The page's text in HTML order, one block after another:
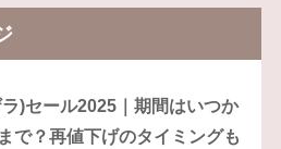
)セール2025｜期間はいつか
で？再値下げのタイミングも